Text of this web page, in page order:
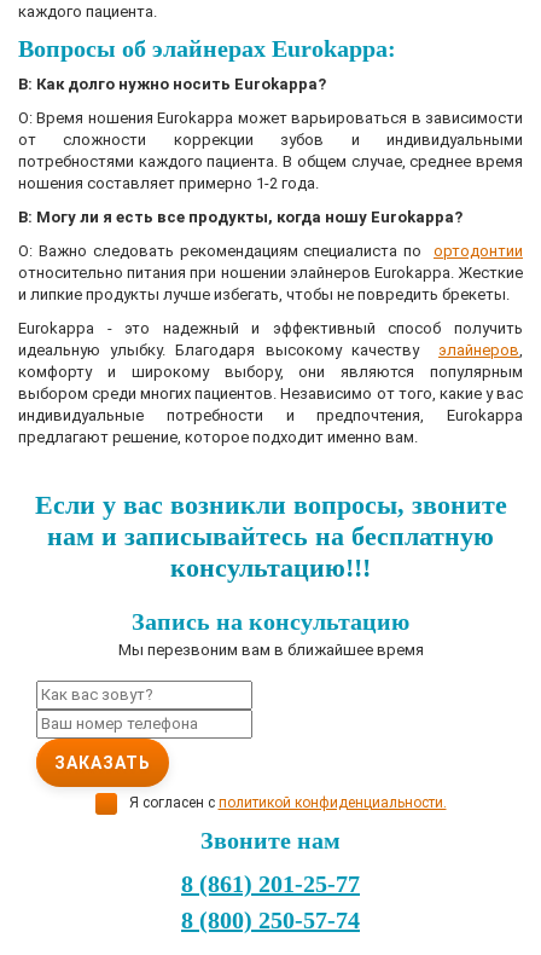
каждого пациента.
Вопросы об элайнерах Eurokappa:
В: Как долго нужно носить Eurokappa?
О: Время ношения Eurokappa может варьироваться в зависимости
от сложности коррекции зубов и индивидуальными
потребностями каждого пациента. В общем случае, среднее время
ношения составляет примерно 1-2 года.
В: Могу ли я есть все продукты, когда ношу Eurokappa?
О: Важно следовать рекомендациям специалиста по ортодонтии
относительно питания при ношении элайнеров Eurokappa. Жесткие
и липкие продукты лучше избегать, чтобы не повредить брекеты.
Eurokappa - это надежный и эффективный способ получить
идеальную улыбку. Благодаря высокому качеству элайнеров
комфорту и широкому выбору, они являются популярным
выбором среди многих пациентов. Независимо от того, какие у вас
индивидуальные потребности и предпочтения, Eurokappa
предлагают решение, которое подходит именно вам.
Если у вас возникли вопросы, звоните
нам и записывайтесь на бесплатную
консультацию!!!
Запись на консультацию
Мы перезвоним вам в ближайшее время
ЗАКАЗАТЬ
Я согласен с политикой конфиденциальности.
Звоните нам
8 (861) 201-25-77
8 (800) 250-57-74